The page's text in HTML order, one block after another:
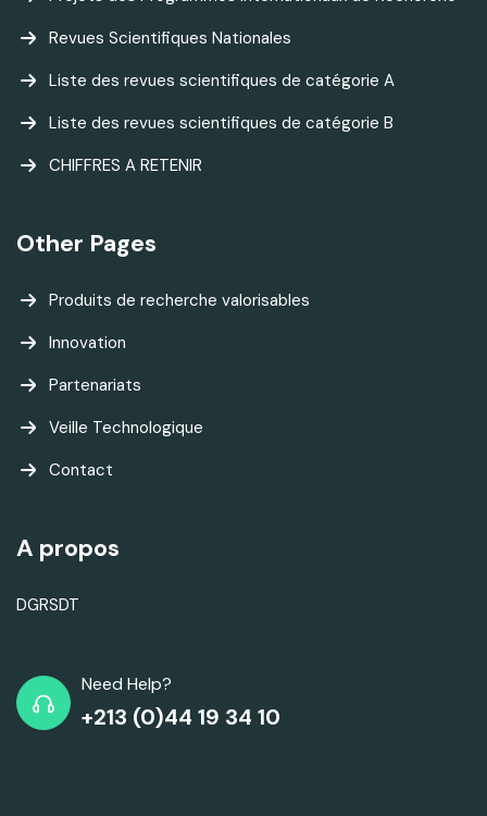
Revues Scientifiques Nationales
Liste des revues scientifiques de catégorie A
Liste des revues scientifiques de catégorie B
CHIFFRES A RETENIR
Other Pages
Produits de recherche valorisables
Innovation
Partenariats
Veille Technologique
Contact
A propos
DGRSDT
Need Help?
+213 (0)44 19 34 10